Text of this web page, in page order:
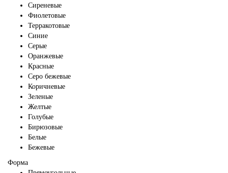
Сиреневые
Фиолетовые
Терракотовые
Синие
Серые
Оранжевые
Красные
Серо бежевые
Коричневые
Зеленые
Желтые
Голубые
Бирюзовые
Белые
Бежевые
Форма